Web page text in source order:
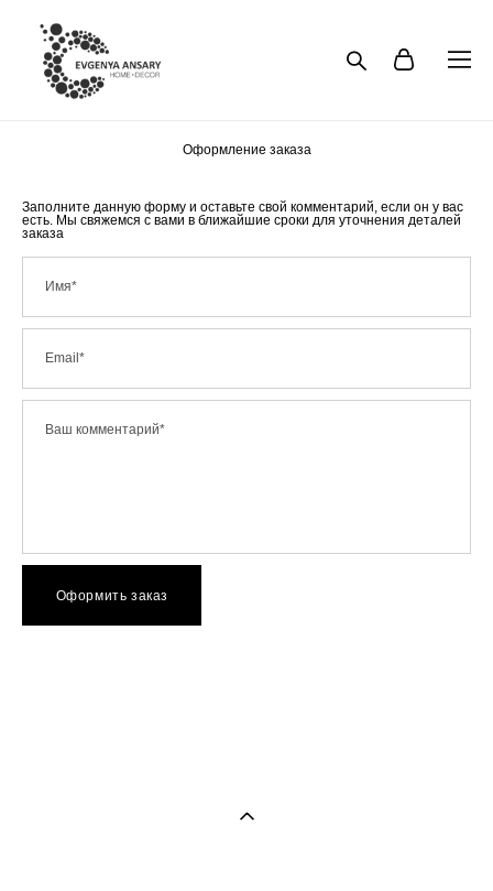
Оформление заказа
Заполните данную форму и оставьте свой комментарий, если он у вас
есть. Мы свяжемся с вами в ближайшие сроки для уточнения деталей
заказа
Имя*
Email*
Ваш комментарий*
Оформить заказ